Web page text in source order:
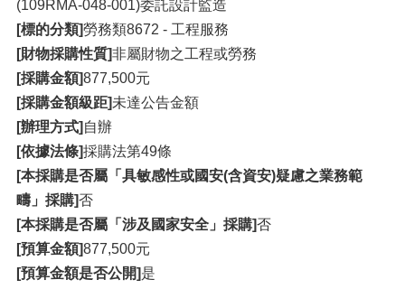
(109RMA-048-001)委託設計監造
[標的分類]勞務類8672 - 工程服務
[財物採購性質]非屬財物之工程或勞務
[採購金額]877,500元
[採購金額級距]未達公告金額
[辦理方式] 自辦
[依據法條]採購法第49條
[本採購是否屬「具敏感性或國安(含資安)疑慮之業務範
疇」採購]否
[本採購是否屬「涉及國家安全」採購]否
[預算金額]877,500元
[預算金額是否公開]是